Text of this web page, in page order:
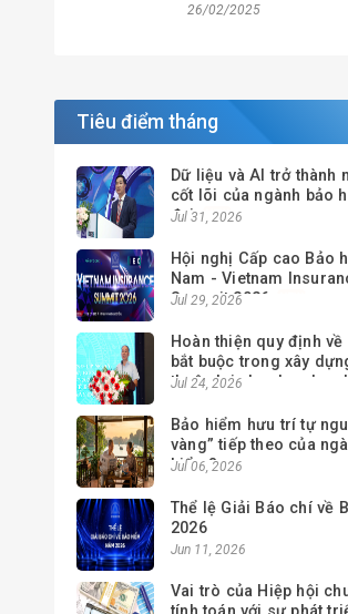
26/02/2025
Tiêu điểm tháng
Dữ liệu và AI trở thành
cốt lõi của ngành bảo
đại
Jul 31, 2026
Hội nghị Cấp cao Bảo
Nam - Vietnam
Summit 2026
Jul 29, 2026
Hoàn thiện quy định về
bắt buộc trong xây
thuận lợi cho doanh
Jul 24, 2026
Bảo hiểm hưu trí tự
vàng” tiếp theo của
hiểm?
Jul 06, 2026
Thể lệ Giải Báo chí về
2026
Jun 11, 2026
Vai trò của Hiệp hội